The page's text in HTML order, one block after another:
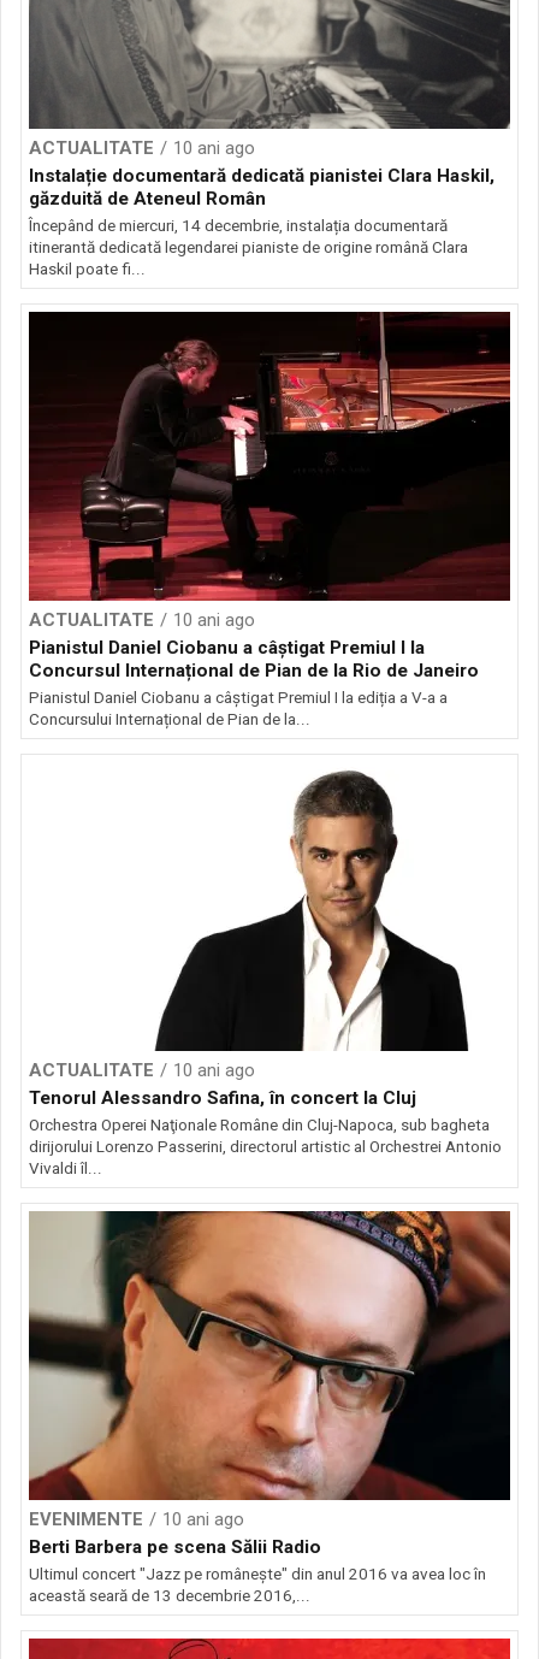
ACTUALITATE
10 ani ago
Instalație documentară dedicată pianistei Clara Haskil,
găzduită de Ateneul Român
Începând de miercuri, 14 decembrie, instalația documentară
itinerantă dedicată legendarei pianiste de origine română Clara
Haskil poate fi...
ACTUALITATE
10 ani ago
Pianistul Daniel Ciobanu a câștigat Premiul I la
Concursul Internațional de Pian de la Rio de Janeiro
Pianistul Daniel Ciobanu a câștigat Premiul I la ediția a V-a a
Concursului Internațional de Pian de la...
ACTUALITATE
10 ani ago
Tenorul Alessandro Safina, în concert la Cluj
Orchestra Operei Naţionale Române din Cluj-Napoca, sub bagheta
dirijorului Lorenzo Passerini, directorul artistic al Orchestrei Antonio
Vivaldi îl...
EVENIMENTE
10 ani ago
Berti Barbera pe scena Sălii Radio
Ultimul concert "Jazz pe româneşte" din anul 2016 va avea loc în
această seară de 13 decembrie 2016,...